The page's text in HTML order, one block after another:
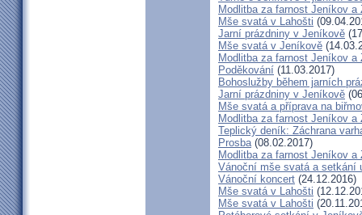
Modlitba za farnost Jeníkov a
Mše svatá v Lahošti
Jarní prázdniny v Jeníkově
Mše svatá v Jeníkově
Modlitba za farnost Jeníkov a
Poděkování (11.03.2017)
Bohoslužby během jarních
Jarní prázdniny v Jeníkově
Mše svatá a příprava na
Modlitba za farnost Jeníkov
Teplický deník: Záchrana
Prosba(08.02.2017)
Modlitba za farnost Jeníkov a
Vánoční mše svatá a setkání
Vánoční koncert (24.12.2016)
Mše svatá v Lahošti
Mše svatá v Lahošti